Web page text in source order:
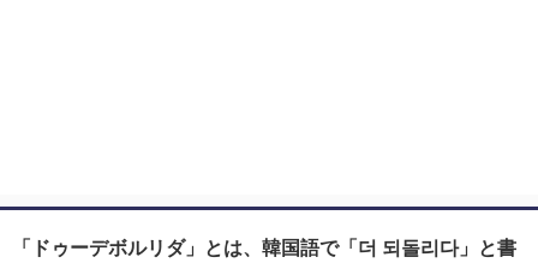
「ドゥーデボルリダ」とは、韓国語で「더 되돌리다」と書